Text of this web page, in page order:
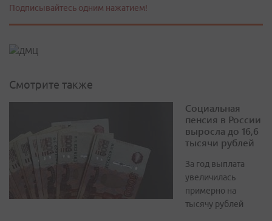
Подписывайтесь одним нажатием!
Смотрите также
Социальная
пенсия в России
выросла до 16,6
тысячи рублей
За год выплата
увеличилась
примерно на
тысячу рублей